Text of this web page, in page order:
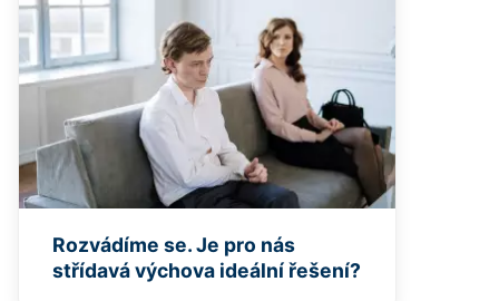
Rozvádíme se. Je pro nás
střídavá výchova ideální řešení?